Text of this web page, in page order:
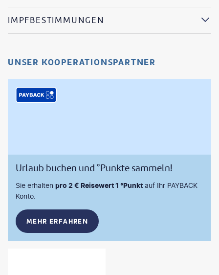
IMPFBESTIMMUNGEN
UNSER KOOPERATIONSPARTNER
Urlaub buchen und °Punkte sammeln!
Sie erhalten pro 2 € Reisewert 1 °Punkt auf Ihr PAYBACK
Konto.
MEHR ERFAHREN